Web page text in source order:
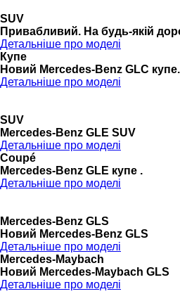
SUV
Привабливий. На будь-якій
Детальніше про моделі
Купе
Новий Mercedes-Benz GLС купе.
Детальніше про моделі
SUV
Mercedes-Benz GLE SUV
Детальніше про моделі
Coupé
Mercedes-Benz GLE купе .
Детальніше про моделі
Mercedes-Benz GLS
Новий Mercedes-Benz GLS
Детальніше про моделі
Mercedes-Maybach
Новий Mercedes-Maybach GLS
Детальніше про моделі